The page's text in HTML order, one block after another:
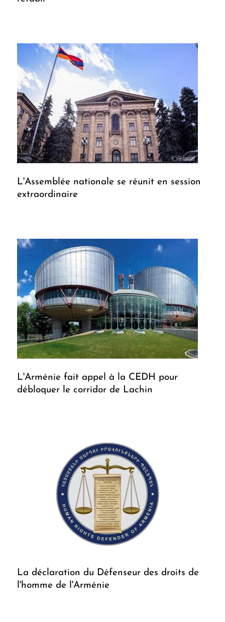
L'Assemblée nationale se réunit en session
extraordinaire
L'Arménie fait appel à la CEDH pour
débloquer le corridor de Lachin
La déclaration du Défenseur des droits de
l'homme de l'Arménie